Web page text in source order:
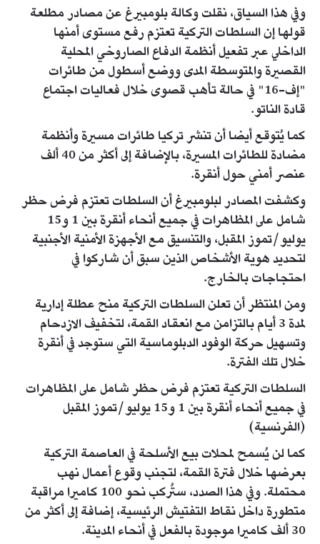
وفي هذا السياق، نقلت وكالة بلومبيرغ عن مصادر مطلعة
قولها إن السلطات التركية تعتزم رفع مستوى أمنها
الداخلي عبر تفعيل أنظمة الدفاع الصاروخي المحلية
القصيرة والمتوسطة المدى ووضع أسطول من طائرات
"إف-16" في حالة تأهب قصوى خلال فعاليات اجتماع
قادة الناتو.
كما يُتوقع أيضا أن تنشر تركيا طائرات مسيرة وأنظمة
مضادة للطائرات المسيرة، بالإضافة إلى أكثر من 40 ألف
عنصر أمني حول أنقرة.
وكشفت المصادر لبلومبيرغ أن السلطات تعتزم فرض حظر
شامل على المظاهرات في جميع أنحاء أنقرة بين 1 و15
يوليو/تموز المقبل، والتنسيق مع الأجهزة الأمنية الأجنبية
لتحديد هوية الأشخاص الذين سبق أن شاركوا في
احتجاجات بالخارج.
ومن المنتظر أن تعلن السلطات التركية منح عطلة إدارية
لمدة 3 أيام بالتزامن مع انعقاد القمة، لتخفيف الازدحام
وتسهيل حركة الوفود الدبلوماسية التي ستوجد في أنقرة
خلال تلك الفترة.
السلطات التركية تعتزم فرض حظر شامل على المظاهرات
في جميع أنحاء أنقرة بين 1 و15 يوليو/تموز المقبل
(الفرنسية)
كما لن يُسمح لمحلات بيع الأسلحة في العاصمة التركية
بعرضها خلال فترة القمة، لتجنب وقوع أعمال نهب
محتملة. وفي هذا الصدد، ستُركب نحو 100 كاميرا مراقبة
متطورة داخل نقاط التفتيش الرئيسية، إضافة إلى أكثر من
30 ألف كاميرا موجودة بالفعل في أنحاء المدينة.